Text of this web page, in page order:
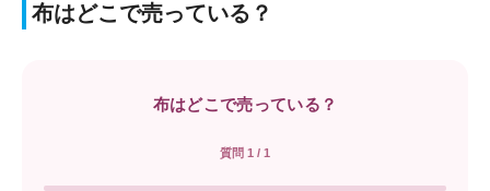
布はどこで売っている？
布はどこで売っている？
質問 1 / 1